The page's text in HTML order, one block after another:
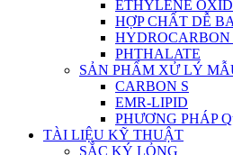
ETHYLENE
HỢP CHẤT DỄ
PHTHALATE
SẢN PHẨM XỬ LÝ
CARBON S
EMR-LIPID
PHƯƠNG PHÁP
TÀI LIỆU KỸ THUẬT
SẮC KÝ LỎNG